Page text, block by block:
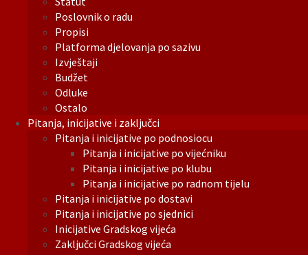
Poslovnik o radu
Propisi
Platforma djelovanja po sazivu
Izvještaji
Budžet
Odluke
Ostalo
Pitanja, inicijative i zaključci
Pitanja i inicijative po podnosiocu
Pitanja i inicijative po vijećniku
Pitanja i inicijative po klubu
Pitanja i inicijative po radnom tijelu
Pitanja i inicijative po dostavi
Pitanja i inicijative po sjednici
Inicijative Gradskog vijeća
Zaključci Gradskog vijeća